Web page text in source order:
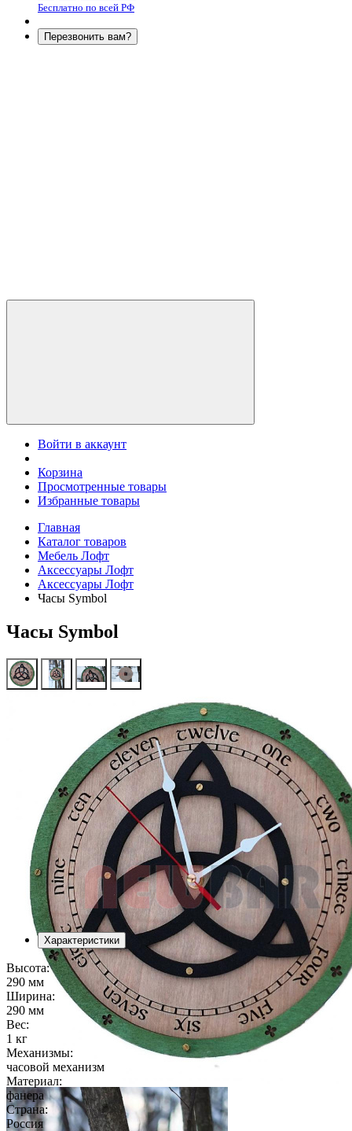
Бесплатно по всей РФ
Перезвонить вам?
Войти в аккаунт
Корзина
Просмотренные товары
Избранные товары
Главная
Каталог товаров
Мебель Лофт
Аксессуары Лофт
Аксессуары Лофт
Часы Symbol
Часы Symbol
Характеристики
Высота:
290 мм
Ширина:
290 мм
Вес:
1 кг
Механизмы:
часовой механизм
Материал:
фанера
Страна:
Россия